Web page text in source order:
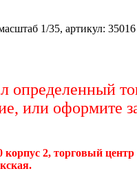
1/35, артикул: 35016
определенный
или оформите
2, торговый